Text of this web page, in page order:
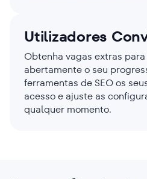
Utilizadores
Obtenha vagas extras
abertamente o seu
ferramentas de SEO os
acesso e ajuste as
qualquer momento.